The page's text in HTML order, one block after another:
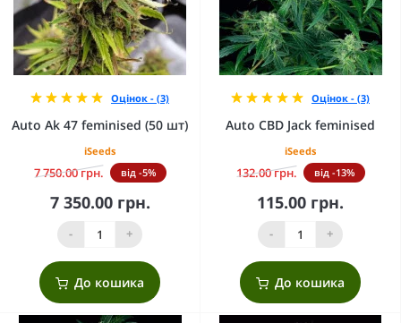
Оцінок - (3)
Auto Ak 47 feminised (50 шт)
iSeeds
7 750.00 грн. від -5%
7 350.00 грн.
- +
До кошика
Оцінок - (3)
Auto CBD Jack feminised
iSeeds
132.00 грн. від -13%
115.00 грн.
- +
До кошика